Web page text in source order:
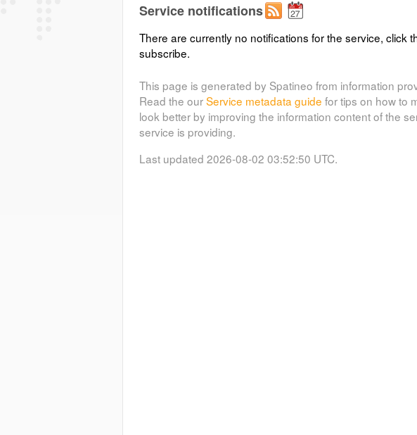
Service notifications
There are currently no notifications for the service, click
subscribe.
This page is generated by Spatineo from information
Read the ourService metadata guide for tips on how to
look better by improving the information content of the
service is providing.
Last updated 2026-08-02 03:52:50 UTC.